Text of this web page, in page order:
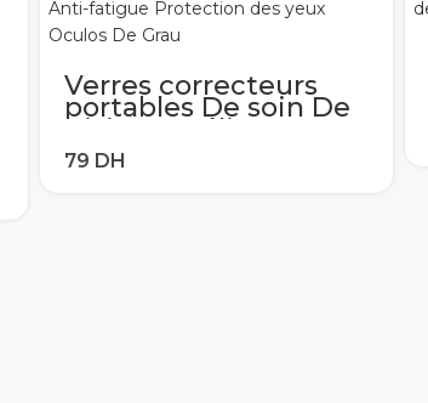
Verres correcteurs
portables De soin De
Vision améliorant
sténopéique
sténopéne lunettes